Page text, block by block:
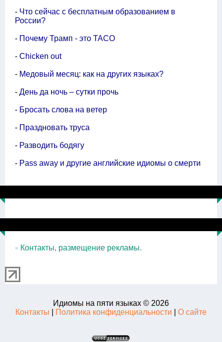
- Что сейчас с бесплатным образованием в
России?
- Почему Трамп - это TACO
- Chicken out
- Медовый месяц: как на других языках?
- День да ночь – сутки прочь
- Бросать слова на ветер
- Праздновать труса
- Разводить бодягу
- Pass away и другие английские идиомы о смерти
Контакты, размещение рекламы.
Идиомы на пяти языках © 2026
Контакты
Политика конфиденциальности О сайте